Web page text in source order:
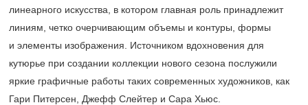
линеарного искусства, в котором главная роль принадлежит
линиям, четко очерчивающим объемы и контуры, формы
и элементы изображения. Источником вдохновения для
кутюрье при создании коллекции нового сезона послужили
яркие графичные работы таких современных художников, как
Гари Питерсен, Джефф Слейтер и Сара Хьюс.